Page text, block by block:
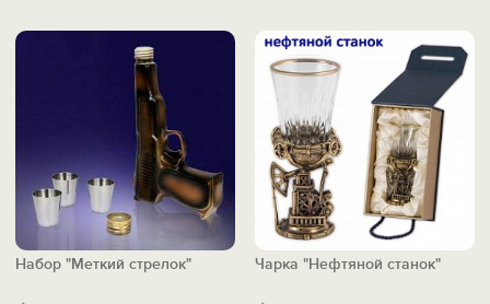
Набор "Меткий стрелок" Чарка "Нефтяной станок"